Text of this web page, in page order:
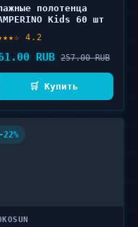
полотенца
Kids 60 шт
4.2
RUB 257.00 RUB
🛒 Купить
-22%